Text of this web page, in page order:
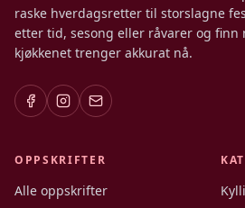
raske hverdagsretter til storslagne
etter tid, sesong eller råvarer og finn
kjøkkenet trenger akkurat nå.
OPPSKRIFTER
Alle oppskrifter